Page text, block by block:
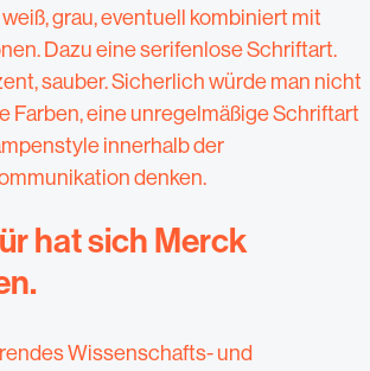
grau, eventuell kombiniert mit
Dazu eine serifenlose Schriftart.
sauber. Sicherlich würde man nicht
Farben, eine unregelmäßige Schriftart
innerhalb der
denken.
hat sich Merck
Wissenschafts- und